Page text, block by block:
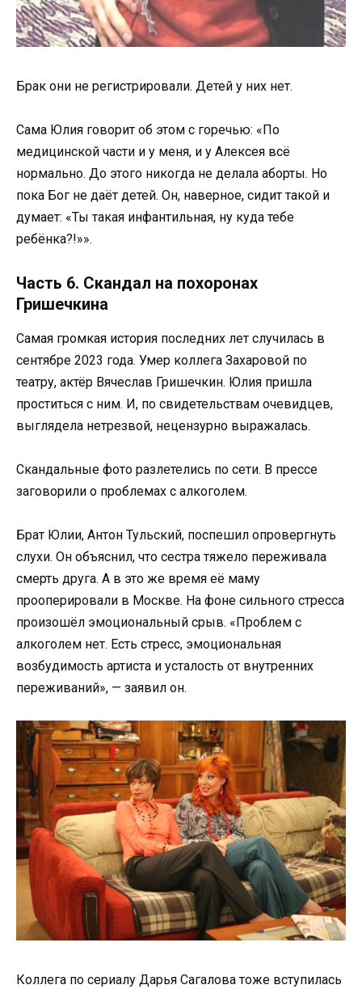
Брак они не регистрировали. Детей у них нет.
Сама Юлия говорит об этом с горечью: «По
медицинской части и у меня, и у Алексея всё
нормально. До этого никогда не делала аборты. Но
пока Бог не даёт детей. Он, наверное, сидит такой и
думает: «Ты такая инфантильная, ну куда тебе
ребёнка?!»».
Часть 6. Скандал на похоронах
Гришечкина
Самая громкая история последних лет случилась в
сентябре 2023 года. Умер коллега Захаровой по
театру, актёр Вячеслав Гришечкин. Юлия пришла
проститься с ним. И, по свидетельствам очевидцев,
выглядела нетрезвой, нецензурно выражалась.
Скандальные фото разлетелись по сети. В прессе
заговорили о проблемах с алкоголем.
Брат Юлии, Антон Тульский, поспешил опровергнуть
слухи. Он объяснил, что сестра тяжело переживала
смерть друга. А в это же время её маму
прооперировали в Москве. На фоне сильного стресса
произошёл эмоциональный срыв. «Проблем с
алкоголем нет. Есть стресс, эмоциональная
возбудимость артиста и усталость от внутренних
переживаний», — заявил он.
Коллега по сериалу Дарья Сагалова тоже вступилась